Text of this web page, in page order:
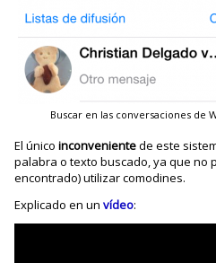
Buscar en las conversaciones de
El únicoinconvenientede este
palabra o texto buscado, ya que no
encontrado) utilizar comodines.
Explicado en unvídeo: